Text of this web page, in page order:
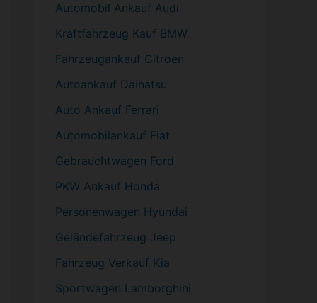
Automobil Ankauf Audi
Kraftfahrzeug Kauf BMW
Fahrzeugankauf Citroen
Autoankauf Daihatsu
Auto Ankauf Ferrari
Automobilankauf Fiat
Gebrauchtwagen Ford
PKW Ankauf Honda
Personenwagen Hyundai
Geländefahrzeug Jeep
Fahrzeug Verkauf Kia
Sportwagen Lamborghini